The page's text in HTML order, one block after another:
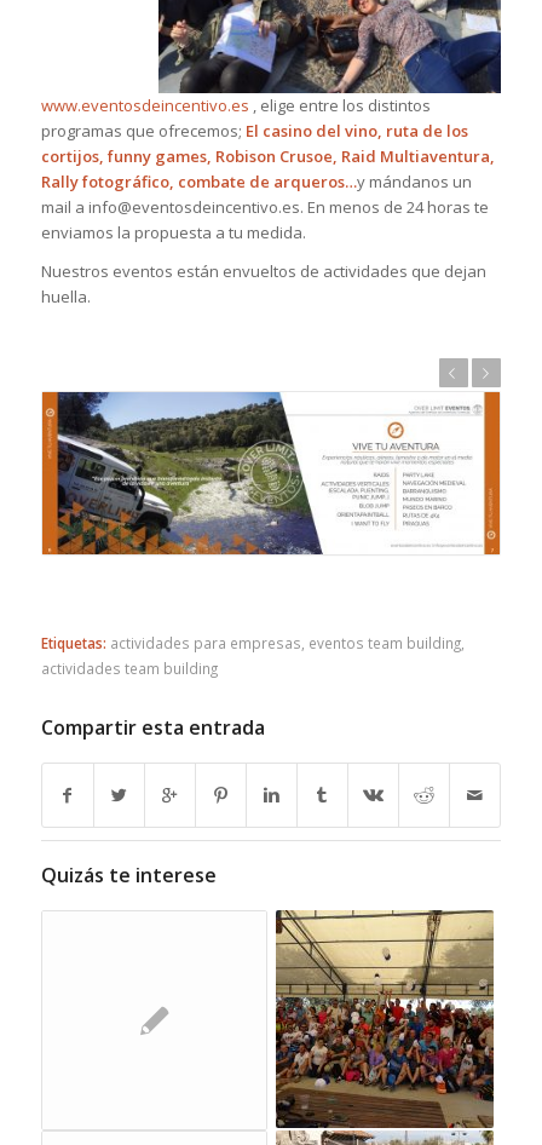
www.eventosdeincentivo.es , elige entre los distintos
programas que ofrecemos; El casino del vino, ruta de los
cortijos, funny games, Robison Crusoe, Raid Multiaventura,
Rally fotográfico, combate de arqueros…y mándanos un
mail a info@eventosdeincentivo.es. En menos de 24 horas te
enviamos la propuesta a tu medida.
Nuestros eventos están envueltos de actividades que dejan
huella.
Etiquetas: actividades para empresas eventos team building,
actividades team building
Compartir esta entrada
Quizás te interese